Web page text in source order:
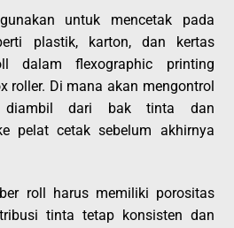
untuk mencetak pada
plastik, karton, dan kertas
dalam flexographic printing
roller. Di mana akan mengontrol
dari bak tinta dan
pelat cetak sebelum akhirnya
roll harus memiliki porositas
tinta tetap konsisten dan